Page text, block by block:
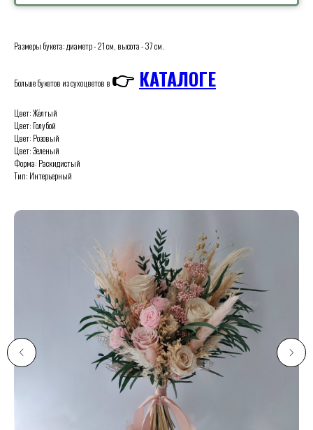
Размеры букета: диаметр - 21 см, высота - 37 см.
Больше букетов из сухоцветов в 👉 КАТАЛОГЕ
Цвет: Жёлтый
Цвет: Голубой
Цвет: Розовый
Цвет: Зеленый
Форма: Раскидистый
Тип: Интерьерный